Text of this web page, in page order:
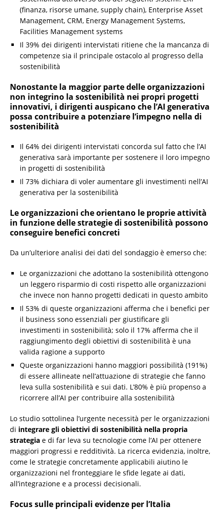
(finanza, risorse umane, supply chain), Enterprise Asset
Management, CRM, Energy Management Systems,
Facilities Management systems
Il 39% dei dirigenti intervistati ritiene che la mancanza di
competenze sia il principale ostacolo al progresso della
sostenibilità
Nonostante la maggior parte delle organizzazioni
non integrino la sostenibilità nei propri progetti
innovativi, i dirigenti auspicano che l’AI generativa
possa contribuire a potenziare l’impegno nella di
sostenibilità
Il 64% dei dirigenti intervistati concorda sul fatto che l’AI
generativa sarà importante per sostenere il loro impegno
in progetti di sostenibilità
Il 73% dichiara di voler aumentare gli investimenti nell’AI
generativa per la sostenibilità
Le organizzazioni che orientano le proprie attività
in funzione delle strategie di sostenibilità possono
conseguire benefici concreti
Da un’ulteriore analisi dei dati del sondaggio è emerso che:
Le organizzazioni che adottano la sostenibilità ottengono
un leggero risparmio di costi rispetto alle organizzazioni
che invece non hanno progetti dedicati in questo ambito
Il 53% di queste organizzazioni afferma che i benefici per
il business sono essenziali per giustificare gli
investimenti in sostenibilità; solo il 17% afferma che il
raggiungimento degli obiettivi di sostenibilità è una
valida ragione a supporto
Queste organizzazioni hanno maggiori possibilità (191%)
di essere allineate nell’attuazione di strategie che fanno
leva sulla sostenibilità e sui dati. L’80% è più propenso a
ricorrere all’AI per contribuire alla sostenibilità
Lo studio sottolinea l’urgente necessità per le organizzazioni
di integrare gli obiettivi di sostenibilità nella propria
strategia e di far leva su tecnologie come l’AI per ottenere
maggiori progressi e redditività. La ricerca evidenzia, inoltre,
come le strategie concretamente applicabili aiutino le
organizzazioni nel fronteggiare le sfide legate ai dati,
all’integrazione e a processi decisionali.
Focus sulle principali evidenze per l’Italia